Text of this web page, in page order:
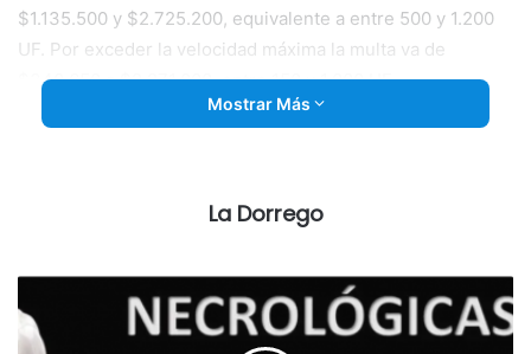
$1.135.500 y $2.725.200, equivalente a entre 500 y 1.200
UF. Por exceder la velocidad máxima la multa va de
$340.650 a $2.271.000, entre 150 y 1.000 UF.
Los nuevos montos quedaron así, según la cantidad de UF:
– Pasar un semáforo en rojo, circular a contramano, girar a
la izquierda donde está prohibido, conducir alcoholizado,
Mostrar Más
La Dorrego